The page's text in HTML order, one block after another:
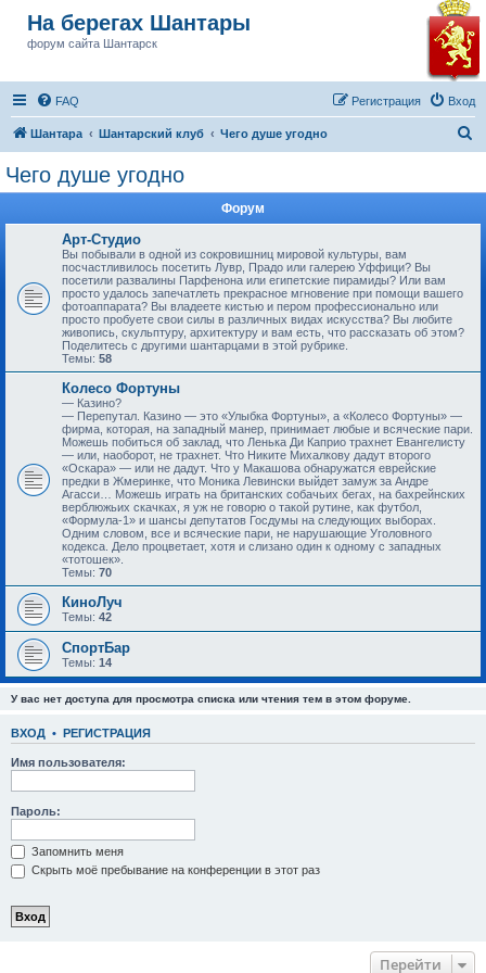
На берегах Шантары
форум сайта Шантарск
FAQ Вход
Регистрация
Шантара Шантарский клуб Чего душе угодно
Чего душе угодно
Форум
Арт-Студио
Вы побывали в одной из сокровишниц мировой культуры, вам
посчастливилось посетить Лувр, Прадо или галерею Уффици? Вы
посетили развалины Парфенона или египетские пирамиды? Или вам
просто удалось запечатлеть прекрасное мгновение при помощи вашего
фотоаппарата? Вы владеете кистью и пером профессионально или
просто пробуете свои силы в различных видах искусства? Вы любите
живопись, скульптуру, архитектуру и вам есть, что рассказать об этом?
Поделитесь с другими шантарцами в этой рубрике.
Темы: 58
Колесо Фортуны
— Казино?
— Перепутал. Казино — это «Улыбка Фортуны», а «Колесо Фортуны» —
фирма, которая, на западный манер, принимает любые и всяческие пари.
Можешь побиться об заклад, что Ленька Ди Каприо трахнет Евангелисту
— или, наоборот, не трахнет. Что Никите Михалкову дадут второго
«Оскара» — или не дадут. Что у Макашова обнаружатся еврейские
предки в Жмеринке, что Моника Левински выйдет замуж за Андре
Агасси… Можешь играть на британских собачьих бегах, на бахрейнских
верблюжьих скачках, я уж не говорю о такой рутине, как футбол,
«Формула-1» и шансы депутатов Госдумы на следующих выборах.
Одним словом, все и всяческие пари, не нарушающие Уголовного
кодекса. Дело процветает, хотя и слизано один к одному с западных
«тотошек».
Темы: 70
КиноЛуч
Темы: 42
СпортБар
Темы: 14
У вас нет доступа для просмотра списка или чтения тем в этом форуме.
ВХОД • РЕГИСТРАЦИЯ
Имя пользователя:
Пароль:
Запомнить меня
Скрыть моё пребывание на конференции в этот раз
Перейти